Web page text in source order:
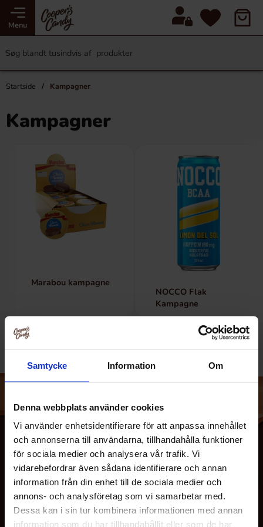
Samtycke Information Om
Denna webbplats använder cookies
Vi använder enhetsidentifierare för att anpassa innehållet
och annonserna till användarna, tillhandahålla funktioner
för sociala medier och analysera vår trafik. Vi
vidarebefordrar även sådana identifierare och annan
information från din enhet till de sociala medier och
annons- och analysföretag som vi samarbetar med.
Dessa kan i sin tur kombinera informationen med annan
information som du har tillhandahållit eller som de har
Menu
Startside Kampagner
Kampagner
Marabou kampagne
NOCCO Flak
Kampagne